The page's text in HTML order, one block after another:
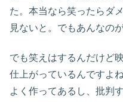
た。本当なら笑ったらダ
見ないと。でもあんなの
でも笑えはするんだけど
仕上がっているんですよ
よく作ってあるし、批判